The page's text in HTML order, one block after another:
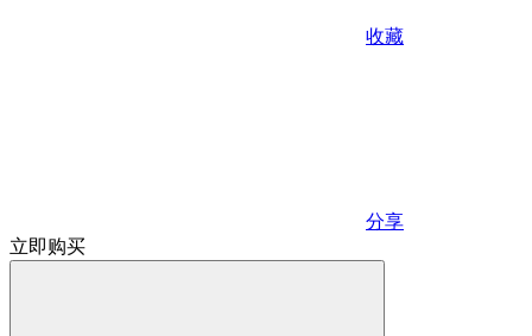
收藏
分享
立即购买